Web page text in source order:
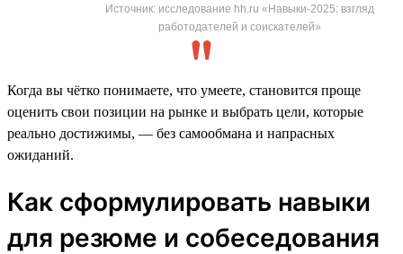
Источник: исследование hh.ru «Навыки-2025: взгляд
работодателей и соискателей»
Когда вы чётко понимаете, что умеете, становится проще
оценить свои позиции на рынке и выбрать цели, которые
реально достижимы, — без самообмана и напрасных
ожиданий.
Как сформулировать навыки
для резюме и собеседования